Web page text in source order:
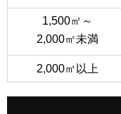
1,500㎡～
2,000㎡未満
2,000㎡以上